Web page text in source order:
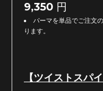
9,350 円
パーマを単品でご注文
ります。
【ツイストスパイ